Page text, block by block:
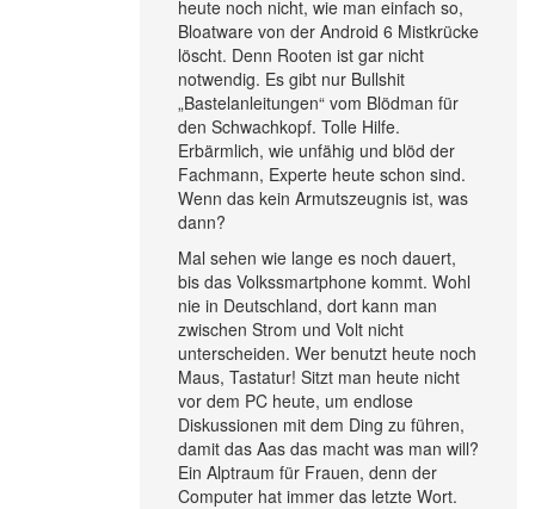
heute noch nicht, wie man einfach so,
Bloatware von der Android 6 Mistkrücke
löscht. Denn Rooten ist gar nicht
notwendig. Es gibt nur Bullshit
„Bastelanleitungen“ vom Blödman für
den Schwachkopf. Tolle Hilfe.
Erbärmlich, wie unfähig und blöd der
Fachmann, Experte heute schon sind.
Wenn das kein Armutszeugnis ist, was
dann?
Mal sehen wie lange es noch dauert,
bis das Volkssmartphone kommt. Wohl
nie in Deutschland, dort kann man
zwischen Strom und Volt nicht
unterscheiden. Wer benutzt heute noch
Maus, Tastatur! Sitzt man heute nicht
vor dem PC heute, um endlose
Diskussionen mit dem Ding zu führen,
damit das Aas das macht was man will?
Ein Alptraum für Frauen, denn der
Computer hat immer das letzte Wort.